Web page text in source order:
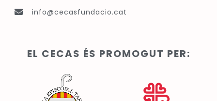
info@cecasfundacio.cat
EL CECAS ÉS PROMOGUT PER: